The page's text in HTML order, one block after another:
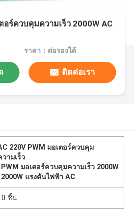
อร์ควบคุมความเร็ว 2000W AC
ราคา：ต่อรองได้
ติดต่อเรา
220V PWM มอเตอร์ควบคุม
วามเร็ว
PWM มอเตอร์ควบคุมความเร็ว 2000W
2000W แรงดันไฟฟ้า AC
ชิ้น